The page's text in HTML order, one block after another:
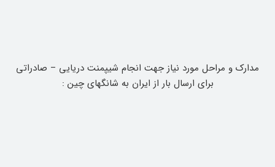
مدارک و مراحل مورد نیاز جهت انجام شیپمنت دریایی – صادراتی
برای ارسال بار از ایران به شانگهای چین :